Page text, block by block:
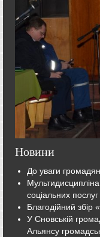
Новини
До уваги
соціальних послуг
Благодійний
У Сновській
Альянсу